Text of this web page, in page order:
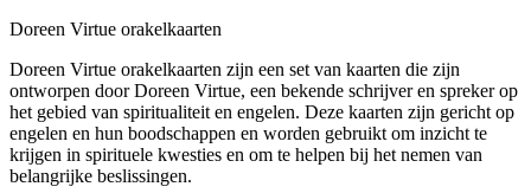
Doreen Virtue orakelkaarten
Doreen Virtue orakelkaarten zijn een set van kaarten die zijn
ontworpen door Doreen Virtue, een bekende schrijver en spreker op
het gebied van spiritualiteit en engelen. Deze kaarten zijn gericht op
engelen en hun boodschappen en worden gebruikt om inzicht te
krijgen in spirituele kwesties en om te helpen bij het nemen van
belangrijke beslissingen.